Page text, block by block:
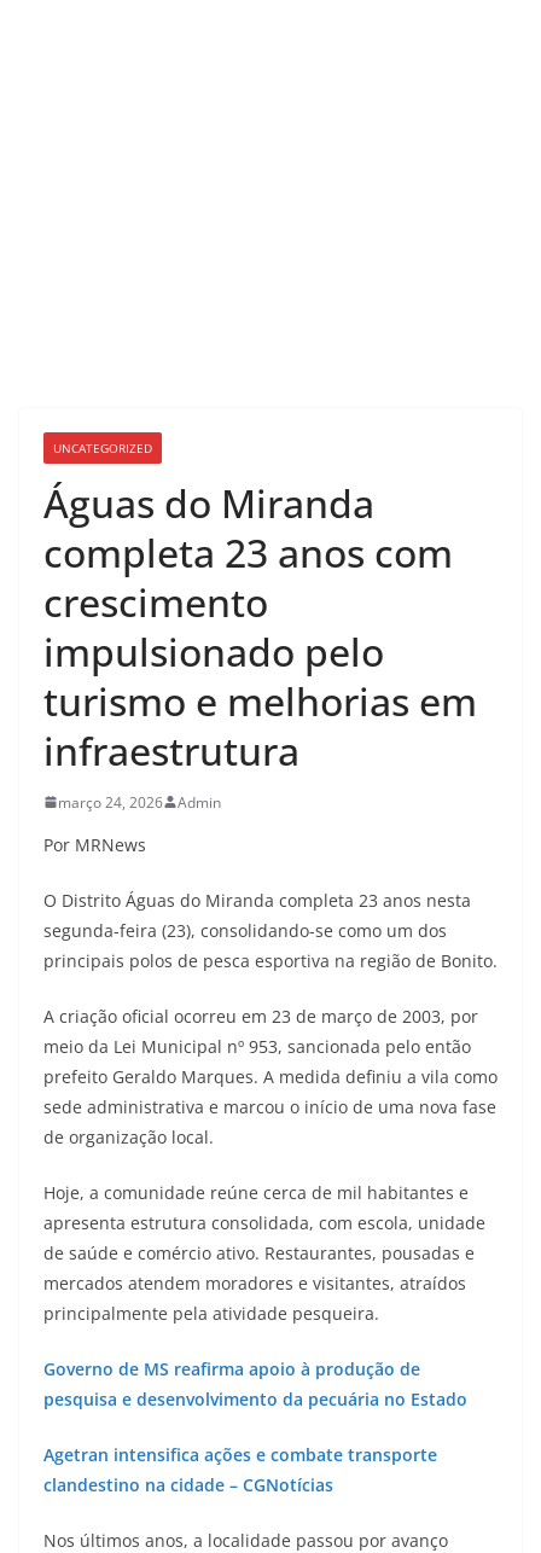
UNCATEGORIZED
Águas do Miranda
completa 23 anos com
crescimento
impulsionado pelo
turismo e melhorias em
infraestrutura
março 24, 2026 Admin
Por MRNews
O Distrito Águas do Miranda completa 23 anos nesta
segunda-feira (23), consolidando-se como um dos
principais polos de pesca esportiva na região de Bonito.
A criação oficial ocorreu em 23 de março de 2003, por
meio da Lei Municipal nº 953, sancionada pelo então
prefeito Geraldo Marques. A medida definiu a vila como
sede administrativa e marcou o início de uma nova fase
de organização local.
Hoje, a comunidade reúne cerca de mil habitantes e
apresenta estrutura consolidada, com escola, unidade
de saúde e comércio ativo. Restaurantes, pousadas e
mercados atendem moradores e visitantes, atraídos
principalmente pela atividade pesqueira.
Governo de MS reafirma apoio à produção de
pesquisa e desenvolvimento da pecuária no Estado
Agetran intensifica ações e combate transporte
clandestino na cidade – CGNotícias
Nos últimos anos, a localidade passou por avanço